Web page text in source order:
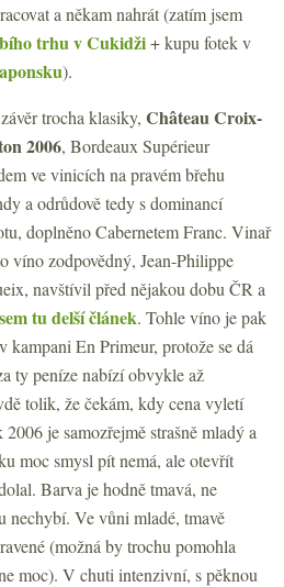
a někam nahrát (zatím jsem
trhu v Cukidži+ kupu fotek v
).
trocha klasiky, Château Croix-
2006, Bordeaux Supérieur
ve vinicích na pravém břehu
a odrůdově tedy s dominancí
doplněno Cabernetem Franc. Vinař
víno zodpovědný, Jean-Philippe
navštívil před nějakou dobu ČR a
tu delší článek. Tohle víno je pak
En Primeur, protože se dá
ty peníze nabízí obvykle až
tolik, že čekám, kdy cena vyletí
je samozřejmě strašně mladý a
moc smysl pít nemá, ale otevřít
Barva je hodně tmavá, ne
nechybí. Ve vůni mladé, tmavě
(možná by trochu pomohla
moc). V chuti intenzivní, s pěknou